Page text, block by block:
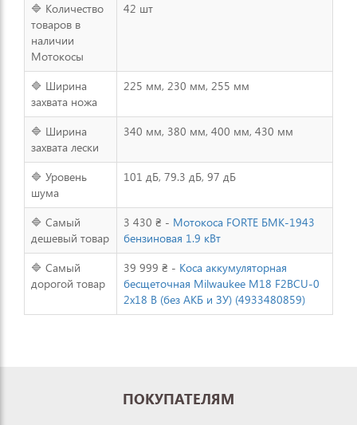
🔷 Количество
товаров в
наличии
Мотокосы
42 шт
🔷 Ширина
захвата ножа
225 мм, 230 мм, 255 мм
🔷 Ширина
захвата лески
340 мм, 380 мм, 400 мм, 430 мм
🔷 Уровень
шума
101 дБ, 79.3 дБ, 97 дБ
🔷 Самый
дешевый товар
3 430 ₴ - Мотокоса FORTE БMK-1943
бензиновая 1.9 кВт
🔷 Самый
дорогой товар
39 999 ₴ - Коса аккумуляторная
бесщеточная Milwaukee M18 F2BCU-0
2x18 В (без АКБ и ЗУ) (4933480859)
ПОКУПАТЕЛЯМ